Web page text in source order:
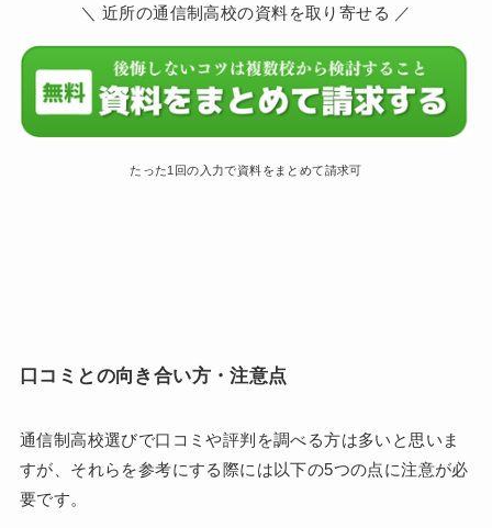
＼ 近所の通信制高校の資料を取り寄せる ／
たった1回の入力で資料をまとめて請求可
口コミとの向き合い方・注意点
通信制高校選びで口コミや評判を調べる方は多いと思いま
すが、それらを参考にする際には以下の5つの点に注意が必
要です。